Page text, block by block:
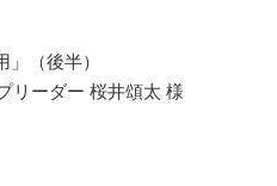
（後半）
リーダー 桜井頌太 様